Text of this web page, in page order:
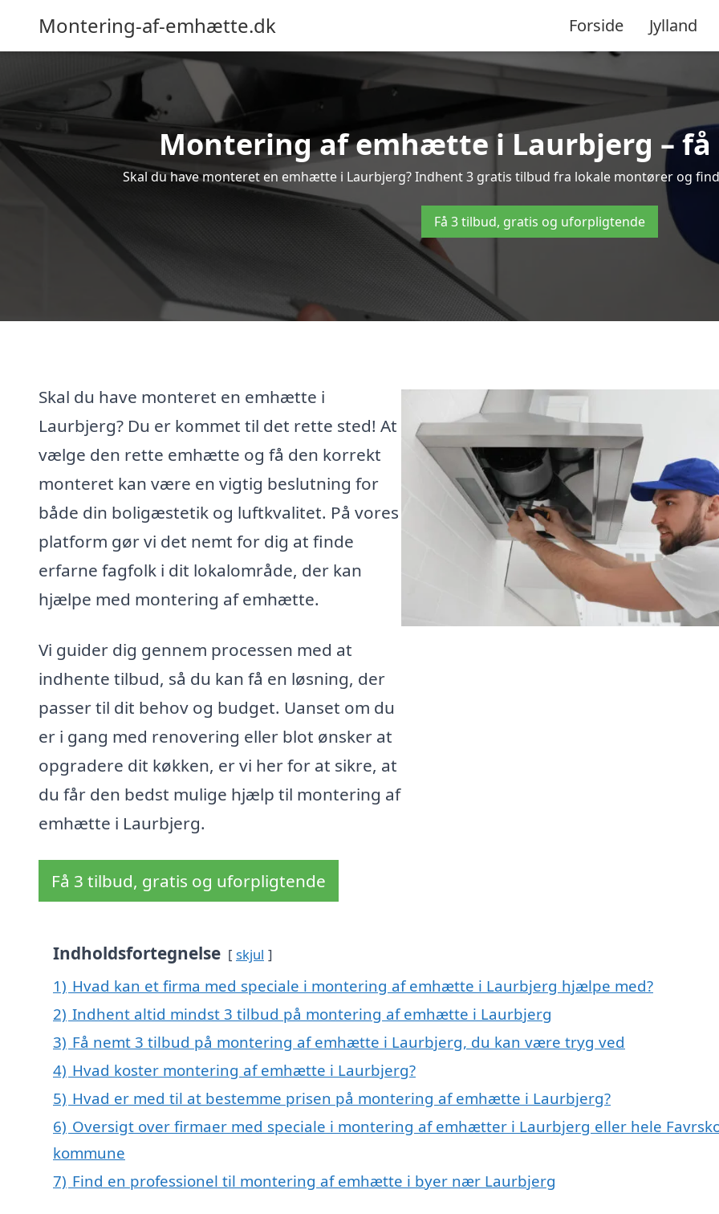
Montering-af-emhætte.dk Forside Jylland
Montering af emhætte i Laurbjerg –
Skal du have monteret en emhætte i Laurbjerg? Indhent 3 gratis tilbud fra lokale montører og
Få 3 tilbud, gratis og uforpligtende
Skal du have monteret en emhætte i
Laurbjerg? Du er kommet til det rette sted! At
vælge den rette emhætte og få den korrekt
monteret kan være en vigtig beslutning for
både din boligæstetik og luftkvalitet. På vores
platform gør vi det nemt for dig at finde
erfarne fagfolk i dit lokalområde, der kan
hjælpe med montering af emhætte.
Vi guider dig gennem processen med at
indhente tilbud, så du kan få en løsning, der
passer til dit behov og budget. Uanset om du
er i gang med renovering eller blot ønsker at
opgradere dit køkken, er vi her for at sikre, at
du får den bedst mulige hjælp til montering af
emhætte i Laurbjerg.
Få 3 tilbud, gratis og uforpligtende
Indholdsfortegnelse skjul
1) Hvad kan et firma med speciale i montering af emhætte i Laurbjerg hjælpe med?
2) Indhent altid mindst 3 tilbud på montering af emhætte i Laurbjerg
3) Få nemt 3 tilbud på montering af emhætte i Laurbjerg, du kan være tryg ved
4) Hvad koster montering af emhætte i Laurbjerg?
5) Hvad er med til at bestemme prisen på montering af emhætte i Laurbjerg?
6) Oversigt over firmaer med speciale i montering af emhætter i Laurbjerg eller hele
kommune
7) Find en professionel til montering af emhætte i byer nær Laurbjerg